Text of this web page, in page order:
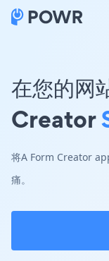
在您的网
Creator
将A Form Creator
痛。